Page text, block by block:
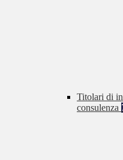
Titolari di
consulenza